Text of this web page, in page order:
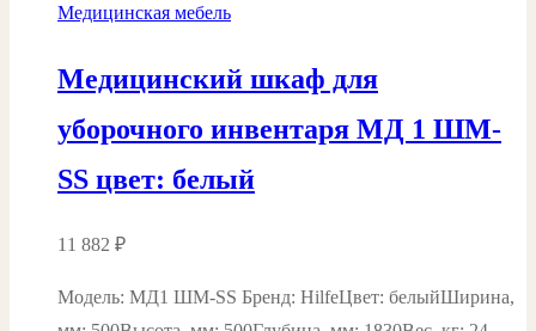
Медицинская мебель
Медицинский шкаф для
уборочного инвентаря МД 1 ШМ-
SS цвет: белый
11 882 ₽
Модель: МД1 ШМ-SS Бренд: HilfeЦвет: белыйШирина,